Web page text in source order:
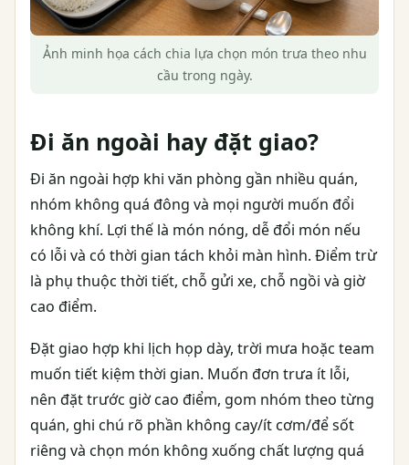
Ảnh minh họa cách chia lựa chọn món trưa theo nhu
cầu trong ngày.
Đi ăn ngoài hay đặt giao?
Đi ăn ngoài hợp khi văn phòng gần nhiều quán,
nhóm không quá đông và mọi người muốn đổi
không khí. Lợi thế là món nóng, dễ đổi món nếu
có lỗi và có thời gian tách khỏi màn hình. Điểm trừ
là phụ thuộc thời tiết, chỗ gửi xe, chỗ ngồi và giờ
cao điểm.
Đặt giao hợp khi lịch họp dày, trời mưa hoặc team
muốn tiết kiệm thời gian. Muốn đơn trưa ít lỗi,
nên đặt trước giờ cao điểm, gom nhóm theo từng
quán, ghi chú rõ phần không cay/ít cơm/để sốt
riêng và chọn món không xuống chất lượng quá